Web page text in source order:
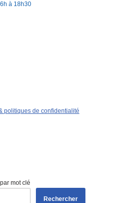
à 18h30
politiques de confidentialité
mot clé
Rechercher